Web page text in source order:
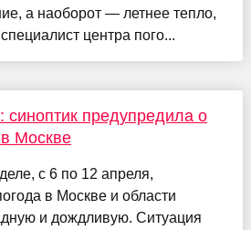
а наоборот — летнее тепло,
центра пого...
синоптик предупредила о
Москве
с 6 по 12 апреля,
в Москве и области
и дождливую. Ситуация